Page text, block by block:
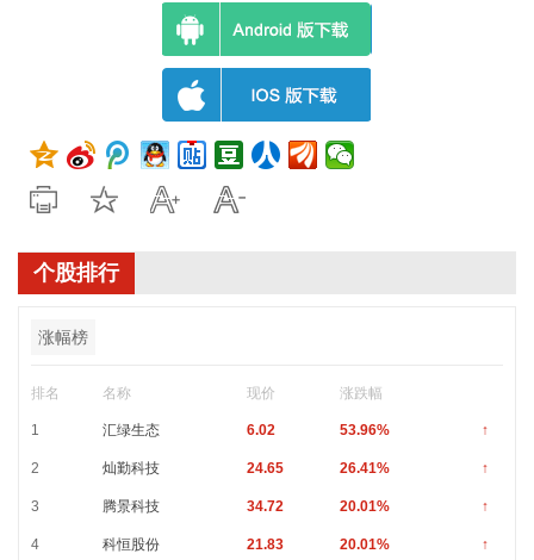
个股排行
涨幅榜
排名 名称 现价 涨跌幅
1 汇绿生态 6.02 53.96% ↑
2 灿勤科技 24.65 26.41% ↑
3 腾景科技 34.72 20.01% ↑
4 科恒股份 21.83 20.01% ↑